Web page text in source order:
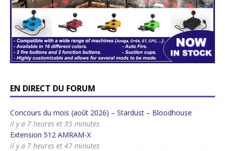
EN DIRECT DU FORUM
Concours du mois (août 2026) – Stardust – Bloodhouse
il y a 7 heures et 35 minutes
Extension 512 AMRAM-X
il y a 7 heures et 47 minutes